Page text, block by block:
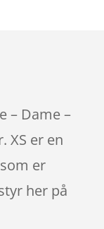
– Dame –
XS er en
er
her på